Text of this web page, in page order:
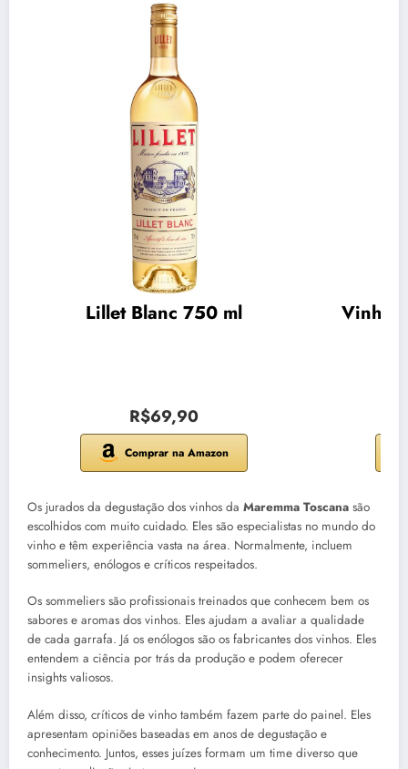
Lillet Blanc 750 ml
R$69,90
Comprar na Amazon
Vinho
Os jurados da degustação dos vinhos da Maremma Toscana são
escolhidos com muito cuidado. Eles são especialistas no mundo do
vinho e têm experiência vasta na área. Normalmente, incluem
sommeliers, enólogos e críticos respeitados.
Os sommeliers são profissionais treinados que conhecem bem os
sabores e aromas dos vinhos. Eles ajudam a avaliar a qualidade
de cada garrafa. Já os enólogos são os fabricantes dos vinhos. Eles
entendem a ciência por trás da produção e podem oferecer
insights valiosos.
Além disso, críticos de vinho também fazem parte do painel. Eles
apresentam opiniões baseadas em anos de degustação e
conhecimento. Juntos, esses juízes formam um time diverso que